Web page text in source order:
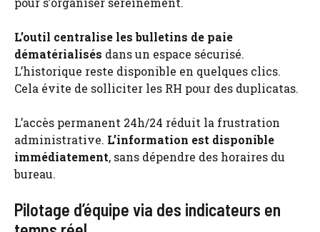
L’outil centralise les bulletins de paie
dématérialisés dans un espace sécurisé.
L’historique reste disponible en quelques clics.
Cela évite de solliciter les RH pour des duplicatas.
L’accès permanent 24h/24 réduit la frustration
administrative. L’information est disponible
immédiatement, sans dépendre des horaires du
bureau.
Pilotage d’équipe via des indicateurs en